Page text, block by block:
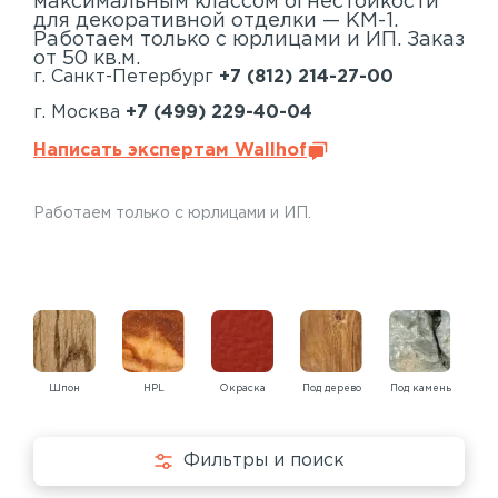
для декоративной отделки — КМ-1.
Работаем только с юрлицами и ИП. Заказ
от 50 кв.м.
г. Санкт-Петербург +7 (812) 214-27-00
г. Москва +7 (499) 229-40-04
Написать экспертам Wallhof
Работаем только с юрлицами и ИП.
Шпон HPL Окраска Под дерево Под камень
Фильтры и поиск